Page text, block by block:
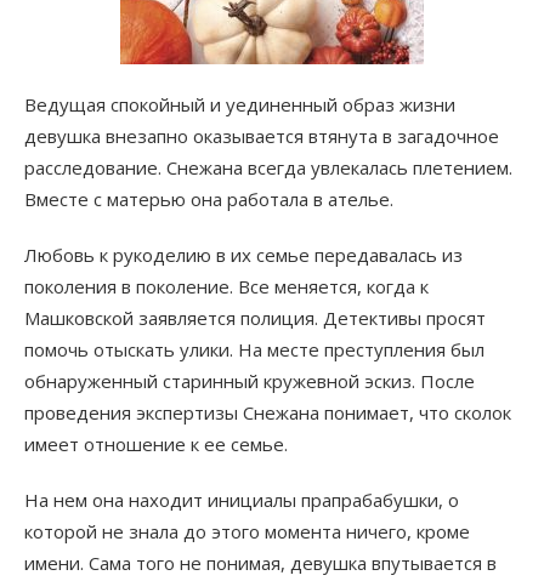
Ведущая спокойный и уединенный образ жизни
девушка внезапно оказывается втянута в загадочное
расследование. Снежана всегда увлекалась плетением.
Вместе с матерью она работала в ателье.
Любовь к рукоделию в их семье передавалась из
поколения в поколение. Все меняется, когда к
Машковской заявляется полиция. Детективы просят
помочь отыскать улики. На месте преступления был
обнаруженный старинный кружевной эскиз. После
проведения экспертизы Снежана понимает, что сколок
имеет отношение к ее семье.
На нем она находит инициалы прапрабабушки, о
которой не знала до этого момента ничего, кроме
имени. Сама того не понимая, девушка впутывается в